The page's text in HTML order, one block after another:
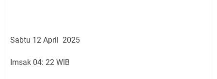
Sabtu 12 April 2025
Imsak 04: 22 WIB